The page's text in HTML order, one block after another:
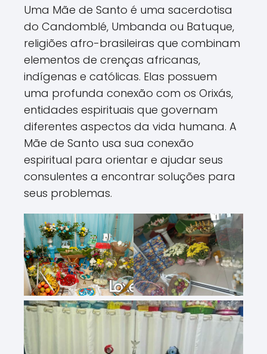
Uma Mãe de Santo é uma sacerdotisa
do Candomblé, Umbanda ou Batuque,
religiões afro-brasileiras que combinam
elementos de crenças africanas,
indígenas e católicas. Elas possuem
uma profunda conexão com os Orixás,
entidades espirituais que governam
diferentes aspectos da vida humana. A
Mãe de Santo usa sua conexão
espiritual para orientar e ajudar seus
consulentes a encontrar soluções para
seus problemas.